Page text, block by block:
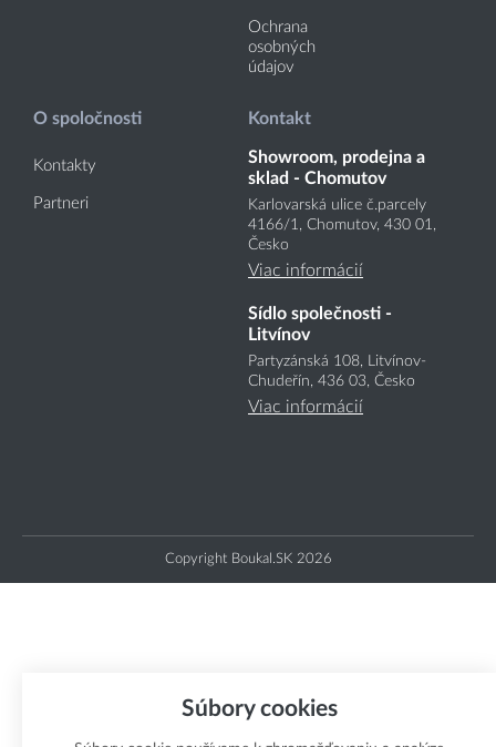
Ochrana
osobných
údajov
O spoločnosti
Kontakty
Partneri
Kontakt
Showroom, prodejna a
sklad - Chomutov
Karlovarská ulice č.parcely
4166/1, Chomutov, 430 01,
Česko
Viac informácií
Sídlo společnosti -
Litvínov
Partyzánská 108, Litvínov-
Chudeřín, 436 03, Česko
Viac informácií
Copyright Boukal.SK 2026
Súbory cookies